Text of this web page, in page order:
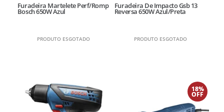
Furadeira Martelete Perf/Romp
Bosch 650W Azul
PRODUTO ESGOTADO
Furadeira De Impacto Gsb 13
Reversa 650W Azul/Preta
PRODUTO ESGOTADO
18%
OFF